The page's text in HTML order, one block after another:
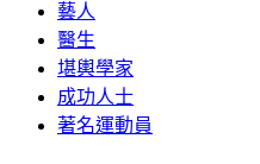
藝人
醫生
堪輿學家
成功人士
著名運動員